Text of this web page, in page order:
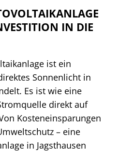
IN DIE
ist ein
Sonnenlicht in
Es ist wie eine
direkt auf
Kosteneinsparungen
– eine
in Jagsthausen